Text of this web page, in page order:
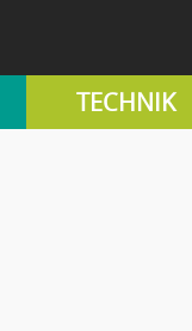
TECHNIK